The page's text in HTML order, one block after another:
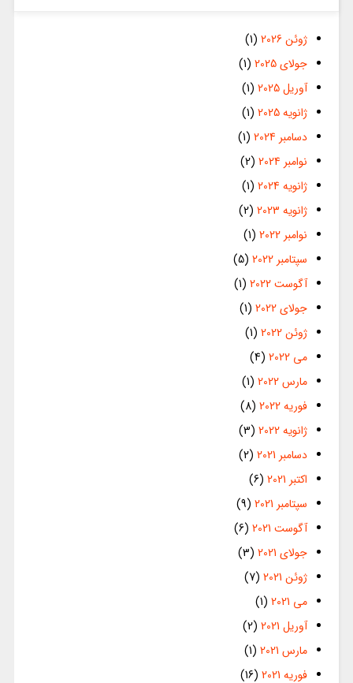
ژوئن 2026
(1)
جولای 2025
(1)
آوریل 2025
(1)
ژانویه 2025
(1)
دسامبر 2024
(1)
نوامبر 2024
(2)
ژانویه 2024
(1)
ژانویه 2023
(2)
نوامبر 2022
(1)
سپتامبر 2022
(5)
آگوست 2022
(1)
جولای 2022
(1)
ژوئن 2022
(1)
می 2022
(4)
مارس 2022
(1)
فوریه 2022
(8)
ژانویه 2022
(3)
دسامبر 2021
(2)
اکتبر 2021
(6)
سپتامبر 2021
(9)
آگوست 2021
(6)
جولای 2021
(3)
ژوئن 2021
(7)
می 2021
(1)
آوریل 2021
(2)
مارس 2021
(1)
فوریه 2021
(16)